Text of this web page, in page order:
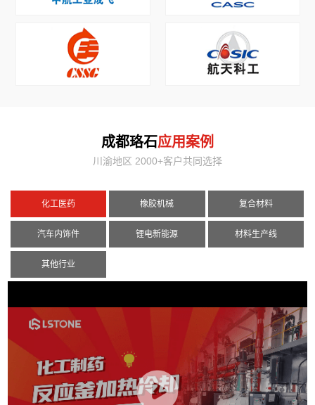
成都珞石应用案例
川渝地区 2000+客户共同选择
化工医药 橡胶机械 复合材料
汽车内饰件 锂电新能源 材料生产线
其他行业